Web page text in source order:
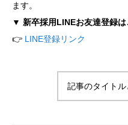
ます。
▼ 新卒採用LINEお友達登録は
👉 LINE登録リンク
記事のタイト